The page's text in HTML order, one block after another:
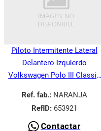
Piloto Intermitente Lateral
Delantero Izquierdo
Volkswagen Polo III Classic
Ref. fab.:NARANJA
RefID:653921
Contactar